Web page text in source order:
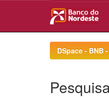
DSpace - BNB